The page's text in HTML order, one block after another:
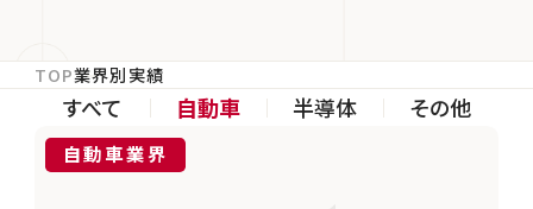
TOP業界別実績
すべて 自動車 半導体 その他
自動車業界